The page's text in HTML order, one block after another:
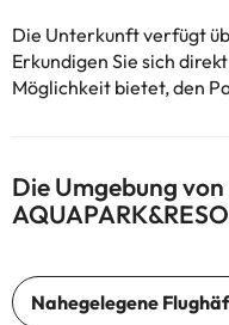
Die Unterkunft verfügt
Erkundigen Sie sich
Möglichkeit bietet, den
Die Umgebung von